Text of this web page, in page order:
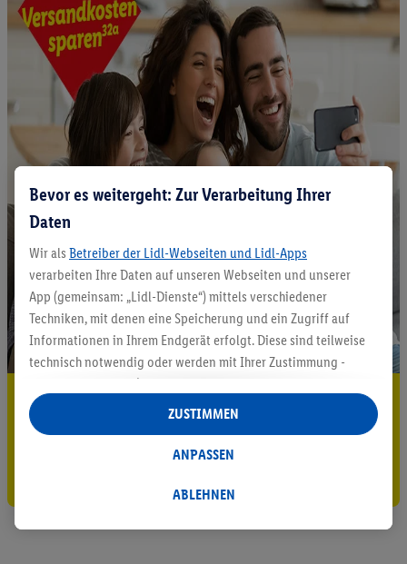
5.95 € Versand sparen³²ᵃ
Jetzt zum Newsletter anmelden
Bevor es weitergeht: Zur Verarbeitung Ihrer
Daten
Wir als Betreiber der Lidl-Webseiten und Lidl-Apps
verarbeiten Ihre Daten auf unseren Webseiten und unserer
App (gemeinsam: „Lidl-Dienste“) mittels verschiedener
Techniken, mit denen eine Speicherung und ein Zugriff auf
Informationen in Ihrem Endgerät erfolgt. Diese sind teilweise
technisch notwendig oder werden mit Ihrer Zustimmung -
auch durch Partner (u.a.
Verantwortliche; im Zusammenhang mit dem IAB TCF
insgesamt
Statistik-Erstellung oder für personalisierte Werbung
Datenverarbeitungen für personalisierte Werbung werden
ABLEHNEN
ANPASSEN
ZUSTIMMEN